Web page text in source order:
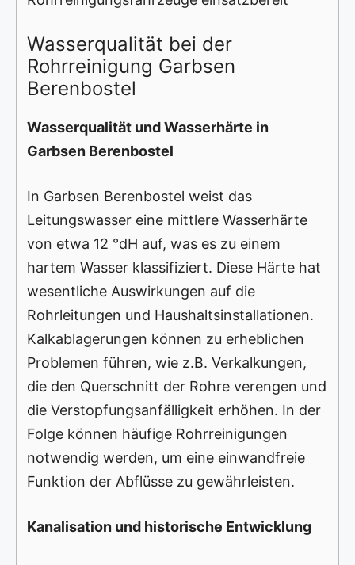
Wasserqualität bei der
Rohrreinigung Garbsen
Berenbostel
Wasserqualität und Wasserhärte in
Garbsen Berenbostel
In Garbsen Berenbostel weist das
Leitungswasser eine mittlere Wasserhärte
von etwa 12 °dH auf, was es zu einem
hartem Wasser klassifiziert. Diese Härte hat
wesentliche Auswirkungen auf die
Rohrleitungen und Haushaltsinstallationen.
Kalkablagerungen können zu erheblichen
Problemen führen, wie z.B. Verkalkungen,
die den Querschnitt der Rohre verengen und
die Verstopfungsanfälligkeit erhöhen. In der
Folge können häufige Rohrreinigungen
notwendig werden, um eine einwandfreie
Funktion der Abflüsse zu gewährleisten.
Kanalisation und historische Entwicklung